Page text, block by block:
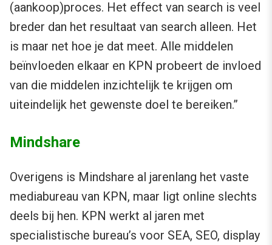
(aankoop)proces. Het effect van search is veel
breder dan het resultaat van search alleen. Het
is maar net hoe je dat meet. Alle middelen
beïnvloeden elkaar en KPN probeert de invloed
van die middelen inzichtelijk te krijgen om
uiteindelijk het gewenste doel te bereiken.”
Mindshare
Overigens is Mindshare al jarenlang het vaste
mediabureau van KPN, maar ligt online slechts
deels bij hen. KPN werkt al jaren met
specialistische bureau’s voor SEA, SEO, display